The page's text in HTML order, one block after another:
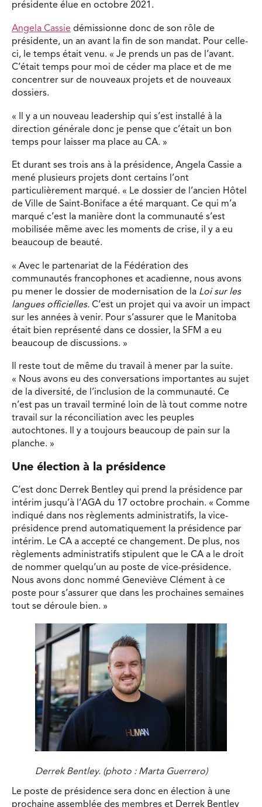
présidente élue en octobre 2021.
Angela Cassie démissionne donc de son rôle de
présidente, un an avant la fin de son mandat. Pour celle-
ci, le temps était venu. « Je prends un pas de l’avant.
C’était temps pour moi de céder ma place et de me
concentrer sur de nouveaux projets et de nouveaux
dossiers.
« Il y a un nouveau leadership qui s’est installé à la
direction générale donc je pense que c’était un bon
temps pour laisser ma place au CA. »
Et durant ses trois ans à la présidence, Angela Cassie a
mené plusieurs projets dont certains l’ont
particulièrement marqué. « Le dossier de l’ancien Hôtel
de Ville de Saint-Boniface a été marquant. Ce qui m’a
marqué c’est la manière dont la communauté s’est
mobilisée même avec les moments de crise, il y a eu
beaucoup de beauté.
« Avec le partenariat de la Fédération des
communautés francophones et acadienne, nous avons
pu mener le dossier de modernisation de la Loi sur les
langues officielles. C’est un projet qui va avoir un impact
sur les années à venir. Pour s’assurer que le Manitoba
était bien représenté dans ce dossier, la SFM a eu
beaucoup de discussions. »
Il reste tout de même du travail à mener par la suite.
« Nous avons eu des conversations importantes au sujet
de la diversité, de l’inclusion de la communauté. Ce
n’est pas un travail terminé loin de là tout comme notre
travail sur la réconciliation avec les peuples
autochtones. Il y a toujours beaucoup de pain sur la
planche. »
Une élection à la présidence
C’est donc Derrek Bentley qui prend la présidence par
intérim jusqu’à l’AGA du 17 octobre prochain. « Comme
indiqué dans nos règlements administratifs, la vice-
présidence prend automatiquement la présidence par
intérim. Le CA a accepté ce changement. De plus, nos
règlements administratifs stipulent que le CA a le droit
de nommer quelqu’un au poste de vice-présidence.
Nous avons donc nommé Geneviève Clément à ce
poste pour s’assurer que dans les prochaines semaines
tout se déroule bien. »
Derrek Bentley. (photo : Marta Guerrero)
Le poste de présidence sera donc en élection à une
prochaine assemblée des membres et Derrek Bentley